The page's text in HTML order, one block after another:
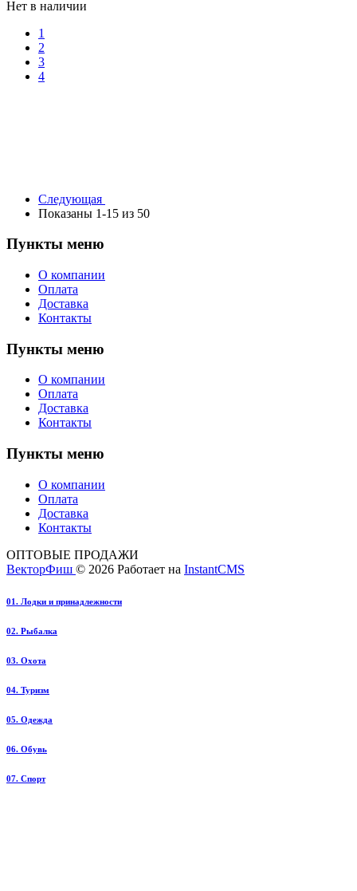
Нет в наличии
1
2
3
4
Следующая
Показаны 1-15 из 50
Пункты меню
О компании
Оплата
Доставка
Контакты
Пункты меню
О компании
Оплата
Доставка
Контакты
Пункты меню
О компании
Оплата
Доставка
Контакты
ОПТОВЫЕ ПРОДАЖИ
ВекторФиш © 2026 Работает на InstantCMS
01. Лодки и принадлежности
02. Рыбалка
03. Охота
04. Туризм
05. Одежда
06. Обувь
07. Спорт